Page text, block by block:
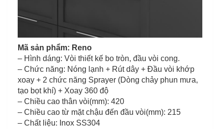
Mã sản phẩm: Reno
– Hình dáng: Vòi thiết kế bo tròn, đầu vòi cong.
– Chức năng: Nóng lạnh + Rút dây + Đầu vòi khớp
xoay + 2 chức năng Sprayer (Dòng chảy phun mưa,
tạo bọt khí) + Xoay 360 độ
– Chiều cao thân vòi(mm): 420
– Chiều cao từ mặt chậu đến đầu vòi(mm): 215
– Chất liệu: Inox SS304